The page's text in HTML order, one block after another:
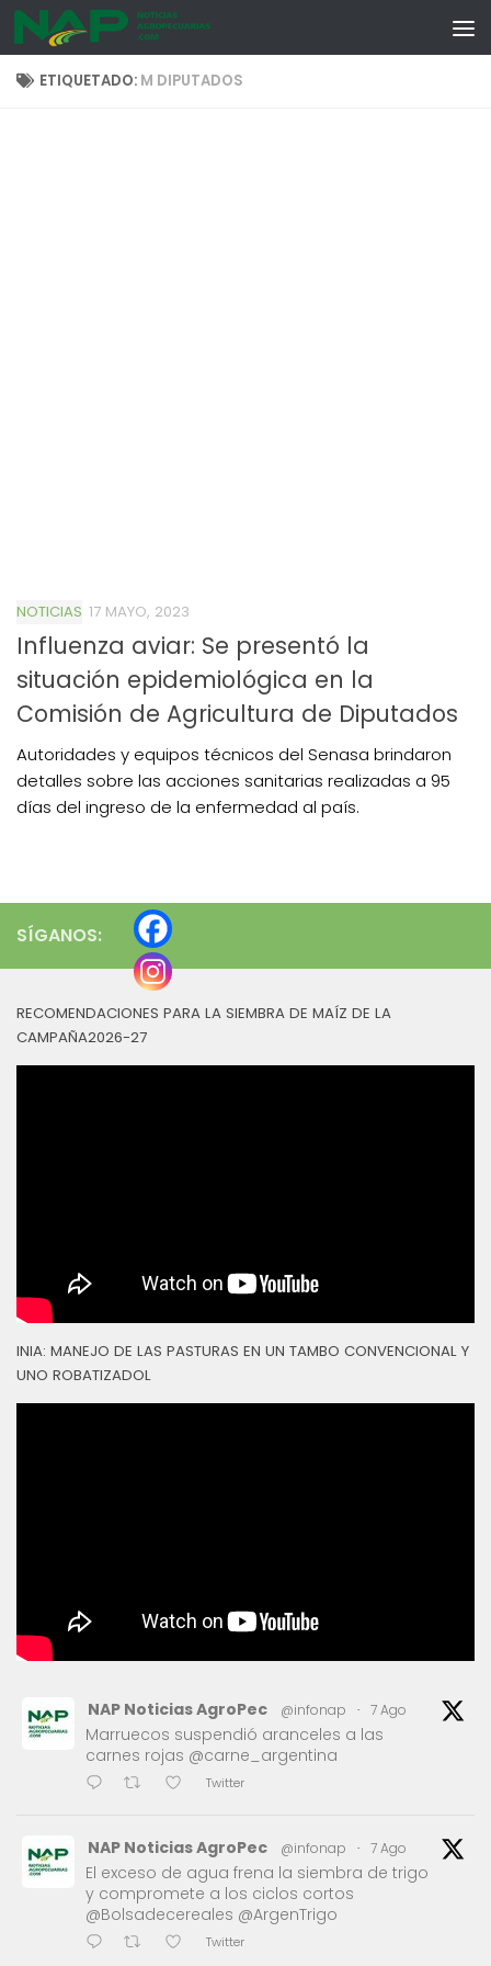
Skip to content
ETIQUETADO: M DIPUTADOS
NOTICIAS 17 MAYO, 2023
Influenza aviar: Se presentó la
situación epidemiológica en la
Comisión de Agricultura de Diputados
Autoridades y equipos técnicos del Senasa brindaron
detalles sobre las acciones sanitarias realizadas a 95
días del ingreso de la enfermedad al país.
SÍGANOS:
RECOMENDACIONES PARA LA SIEMBRA DE MAÍZ DE LA
CAMPAÑA2026-27
INIA: MANEJO DE LAS PASTURAS EN UN TAMBO CONVENCIONAL Y
UNO ROBATIZADOL
NAP Noticias AgroPec @infonap · 7 Ago
Marruecos suspendió aranceles a las
carnes rojas @carne_argentina
Twitter
NAP Noticias AgroPec @infonap · 7 Ago
El exceso de agua frena la siembra de trigo
y compromete a los ciclos cortos
@Bolsadecereales @ArgenTrigo
Twitter